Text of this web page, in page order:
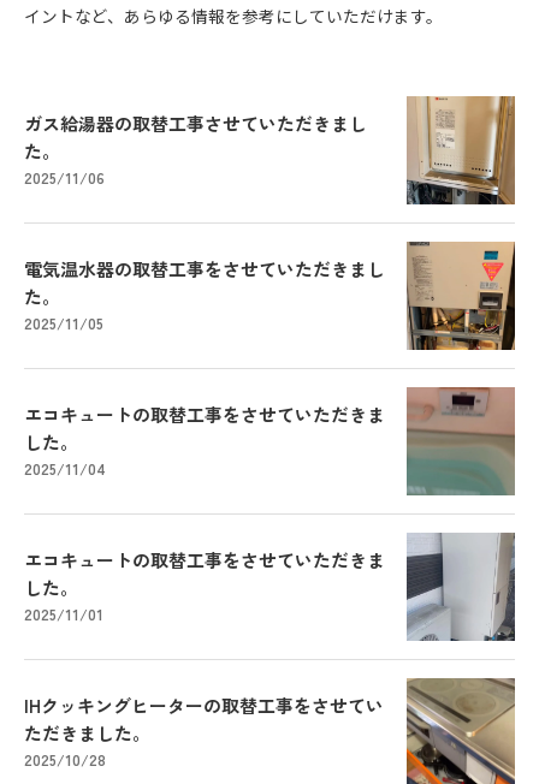
イントなど、あらゆる情報を参考にしていただけます。
ガス給湯器の取替工事させていただきまし
た。
2025/11/06
電気温水器の取替工事をさせていただきまし
た。
2025/11/05
エコキュートの取替工事をさせていただきま
した。
2025/11/04
エコキュートの取替工事をさせていただきま
した。
2025/11/01
IHクッキングヒーターの取替工事をさせてい
ただきました。
2025/10/28